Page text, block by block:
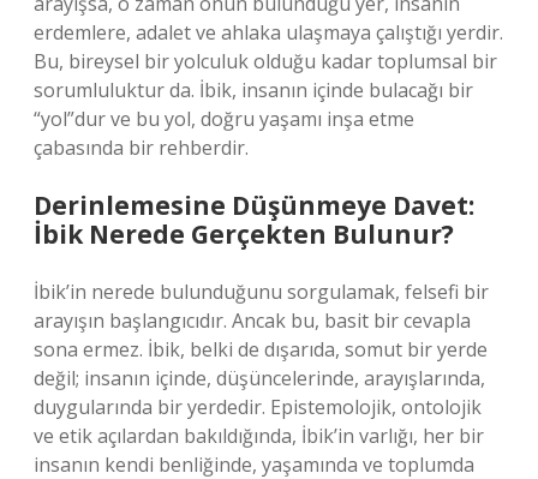
erdemlere, adalet ve ahlaka ulaşmaya çalıştığı yerdir.
Bu, bireysel bir yolculuk olduğu kadar toplumsal bir
sorumluluktur da. İbik, insanın içinde bulacağı bir
“yol”dur ve bu yol, doğru yaşamı inşa etme
çabasında bir rehberdir.
Derinlemesine Düşünmeye Davet:
İbik Nerede Gerçekten Bulunur?
İbik’in nerede bulunduğunu sorgulamak, felsefi bir
arayışın başlangıcıdır. Ancak bu, basit bir cevapla
sona ermez. İbik, belki de dışarıda, somut bir yerde
değil; insanın içinde, düşüncelerinde, arayışlarında,
duygularında bir yerdedir. Epistemolojik, ontolojik
ve etik açılardan bakıldığında, İbik’in varlığı, her bir
insanın kendi benliğinde, yaşamında ve toplumda